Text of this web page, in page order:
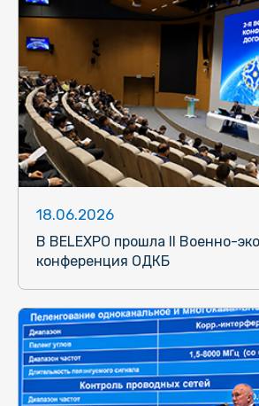
18.06.2026
В BELEXPO прошла II Военно-
конференция ОДКБ